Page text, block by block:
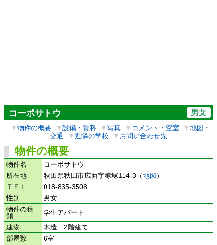
コーポサトウ 男女
▼物件の概要 ▼設備・賃料 ▼写真 ▼ コメント・空室 ▼地図・
交通
▼近隣の学校 ▼ お問い合わせ先
物件の概要
物件名
コーポサトウ
所在地
秋田県秋田市広面字糠塚114-3（地図 ）
ＴＥＬ
018-835-3508
性別
男女
物件の種
類
学生アパート
建物
木造 2階建て
部屋数
6室